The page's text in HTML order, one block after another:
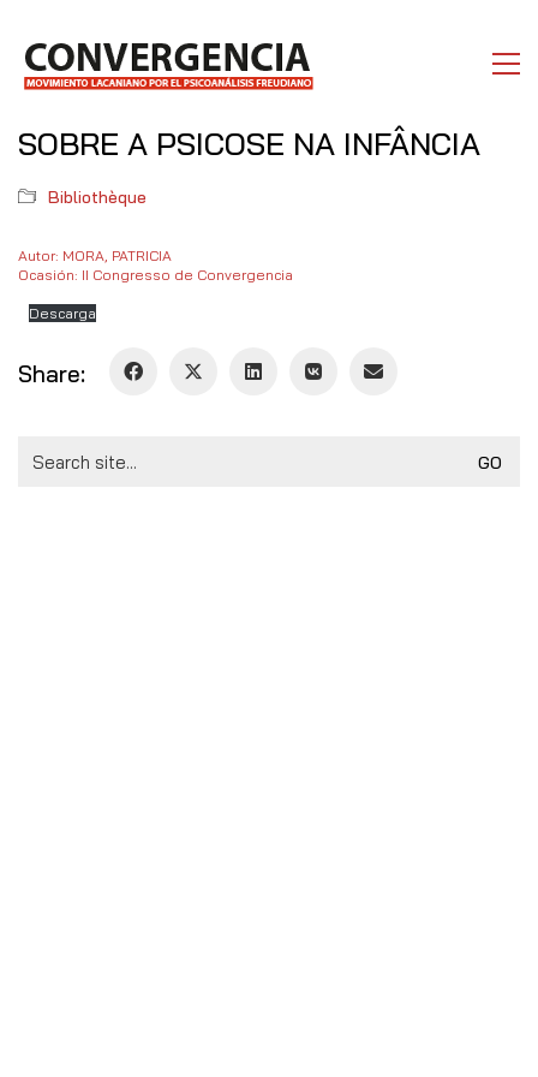
SOBRE A PSICOSE NA INFÂNCIA
Bibliothèque
Autor: MORA, PATRICIA
Ocasión: II Congresso de Convergencia
Descarga
Share:
for: